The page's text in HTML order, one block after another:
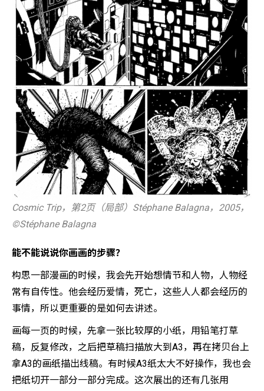
Cosmic Trip，第2页（局部）Stéphane Balagna，2005，
©️Stéphane Balagna
能不能说说你画画的步骤？
构思一部漫画的时候，我会先开始想情节和人物，人物经
常有自传性。他会经历爱情，死亡，这些人人都会经历的
事情，所以更重要的是如何去讲述。
画每一页的时候，先拿一张比较厚的小纸，用铅笔打草
稿，反复修改，之后把草稿扫描放大到A3，再在拷贝台上
拿A3的画纸描出线稿。有时候A3纸太大不好操作，我也会
把纸切开一部分一部分完成。这次展出的还有几张用